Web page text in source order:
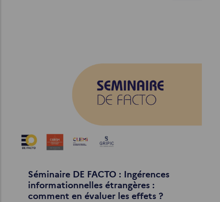
Séminaire DE FACTO : Ingérences
informationnelles étrangères :
comment en évaluer les effets ?